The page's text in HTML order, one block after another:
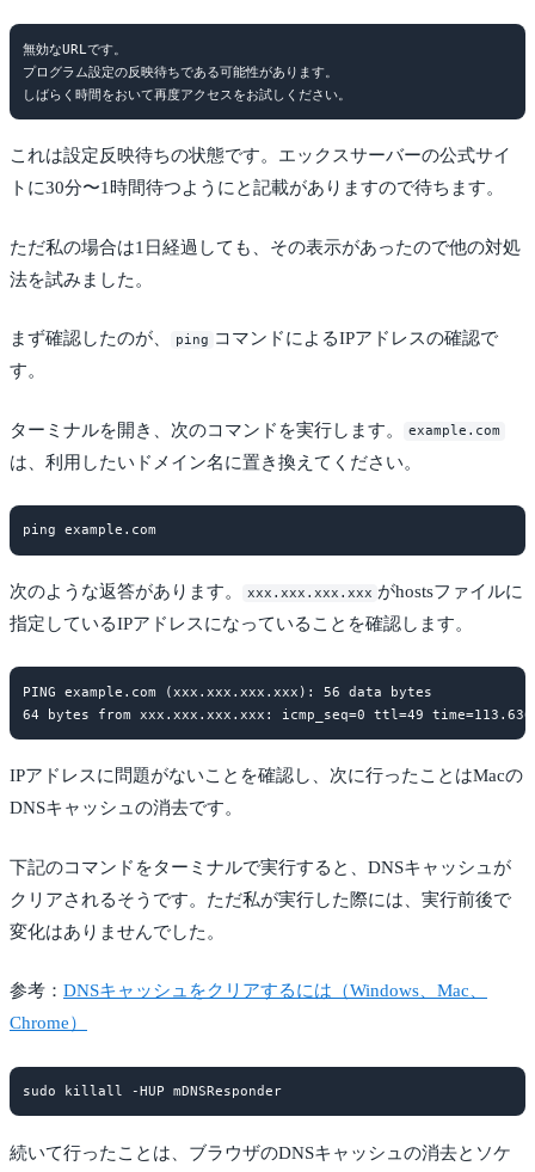
無効なURLです。
プログラム設定の反映待ちである可能性があります。
これは設定反映待ちの状態です。エックスサーバーの公式サイ
トに30分〜1時間待つようにと記載がありますので待ちます。
ただ私の場合は1日経過しても、その表示があったので他の対処
法を試みました。
まず確認したのが、 ping コマンドによるIPアドレスの確認で
す。
ターミナルを開き、次のコマンドを実行します。 example.com
は、利用したいドメイン名に置き換えてください。
次のような返答があります。 xxx.xxx.xxx.xxx がhostsファイルに
指定しているIPアドレスになっていることを確認します。
PING example.com (xxx.xxx.xxx.xxx): 56 data bytes
IPアドレスに問題がないことを確認し、次に行ったことはMacの
DNSキャッシュの消去です。
下記のコマンドをターミナルで実行すると、DNSキャッシュが
クリアされるそうです。ただ私が実行した際には、実行前後で
変化はありませんでした。
参考： DNSキャッシュをクリアするには（Windows、Mac、
Chrome）
続いて行ったことは、ブラウザのDNSキャッシュの消去とソケ